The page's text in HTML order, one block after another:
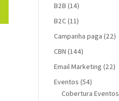
B2B (14)
B2C(11)
Campanha paga (22)
CBN (144)
Email Marketing (22)
Eventos (54)
Cobertura Eventos